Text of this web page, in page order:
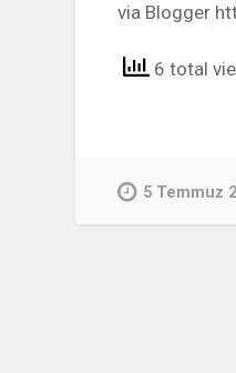
via Blogger
6 total
5 Temmuz